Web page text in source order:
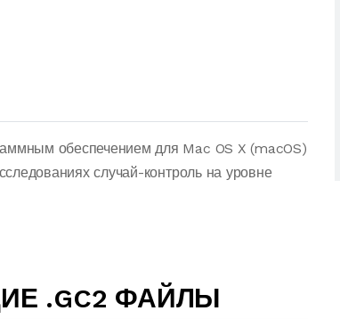
обеспечением для Mac OS X (macOS)
случай-контроль на уровне
.GC2 ФАЙЛЫ